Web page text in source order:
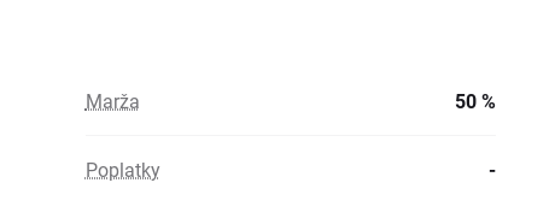
Marža 50 %
Poplatky -